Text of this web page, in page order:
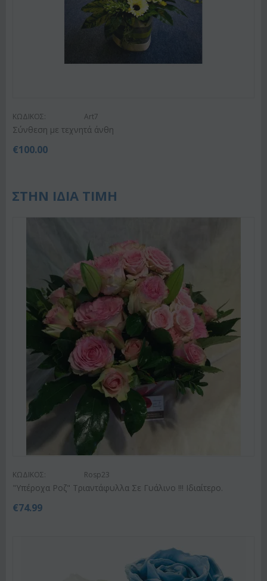
ΚΩΔΙΚΟΣ: Art7
Σύνθεση με τεχνητά άνθη
€100.00
ΣΤΗΝ ΙΔΙΑ ΤΙΜΗ
ΚΩΔΙΚΟΣ: Rosp23
"Υπέροχα Ροζ" Τριαντάφυλλα Σε Γυάλινο !!! Ιδιαίτερο.
€74.99